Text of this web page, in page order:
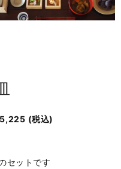
(税込)
セットです